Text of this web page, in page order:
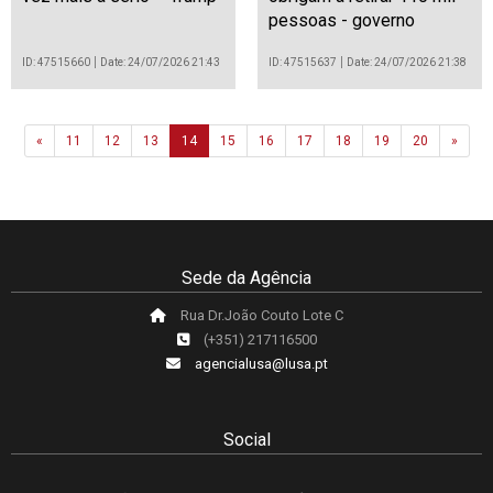
ID: 47515660 Date: 24/07/2026 21:43
pessoas - governo
ID: 47515637 Date: 24/07/2026 21:38
«Previous
11 12 13 14 15 16 17 18 19 20 »Next
Sede da Agência
Rua Dr.João Couto Lote C
(+351) 217116500
agencialusa@lusa.pt
Social